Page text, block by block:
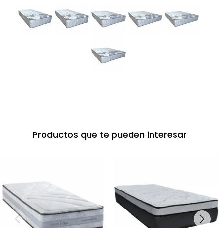
Productos que te pueden interesar